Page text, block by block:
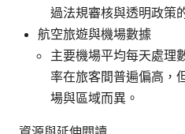
過法規審核與透明政策
航空旅遊與機場數據
主要機場平均每天處理
率在旅客間普遍偏高，
場與區域而異。